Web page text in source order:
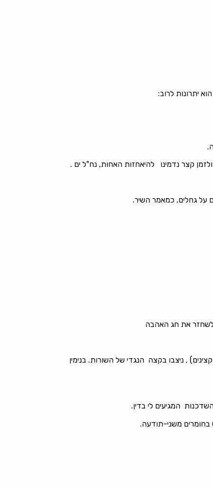
יתרונות לרוב:
קצר נדמינו להיאחזות האחות, נח"ל ים .
על גחלים, כמאמר השיר.
לשחזר את חג האהבה
, ניצבו בקצה הנגדי של השורות. בנימין
המגיעים לי בדין.
משני-תודעה.